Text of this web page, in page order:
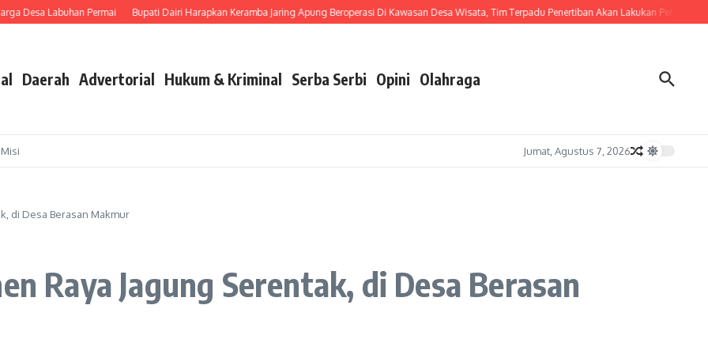
Labuhan Permai Bupati Dairi Harapkan Keramba Jaring Apung Beroperasi Di Kawasan Desa Wisata, Tim Terpadu Penertiban Akan Lakukan Penindakan
Daerah Advertorial Hukum & Kriminal Serba Serbi Opini Olahraga
Jumat, Agustus 7, 2026
di Desa Berasan Makmur
Raya Jagung Serentak, di Desa Berasan